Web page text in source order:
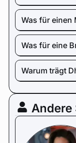
Was für einen
Was für eine
Warum trägt
Andere